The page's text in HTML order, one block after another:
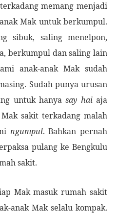
memang menjadi
Mak untuk berkumpul.
sibuk, saling menelpon,
berkumpul dan saling lain
anak-anak Mak sudah
Sudah punya urusan
untuk hanyasay haiaja
sakit terkadang malah
ngumpul. Bahkan pernah
pulang ke Bengkulu
sakit.
Mak masuk rumah sakit
anak Mak selalu kompak.